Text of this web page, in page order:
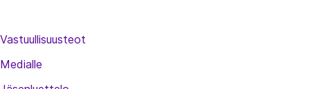
Vastuullisuusteot
Medialle